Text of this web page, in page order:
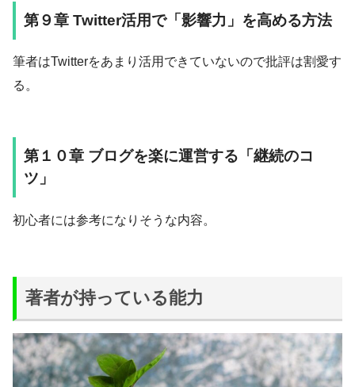
第９章 Twitter活用で「影響力」を高める方法
筆者はTwitterをあまり活用できていないので批評は割愛す
る。
第１０章 ブログを楽に運営する「継続のコ
ツ」
初心者には参考になりそうな内容。
著者が持っている能力